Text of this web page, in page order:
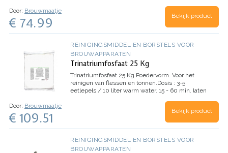
apparatuur brandschoon en vermijdt de opbouw
Door: Brouwmaatje
€ 74.99 Bekijk product
REINIGINGSMIDDEL EN BORSTELS VOOR
BROUWAPPARATEN
Trinatriumfosfaat 25 Kg
Trinatriumfosfaat 25 Kg Poedervorm. Voor het
reinigen van flessen en tonnen.Dosis : 3-5
eetlepels / 10 liter warm water. 15 - 60 min. laten
professionele klanten met een btw-…
Door: Brouwmaatje
€ 109.51 Bekijk product
REINIGINGSMIDDEL EN BORSTELS VOOR
BROUWAPPARATEN